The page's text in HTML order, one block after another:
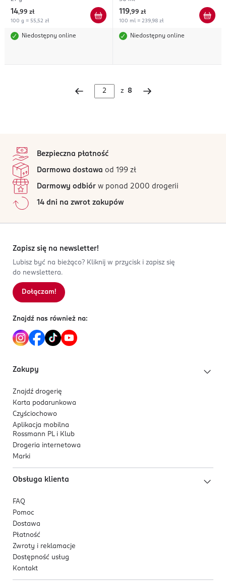
14,99 zł
100 g = 55,52 zł
Niedostępny online
119,99 zł
100 ml = 239,98 zł
Niedostępny online
z 8
Bezpieczna płatność
Darmowa dostawa od 199 zł
Darmowy odbiór w ponad 2000 drogerii
14 dni na zwrot zakupów
Zapisz się na newsletter!
Lubisz być na bieżąco? Kliknij w przycisk i zapisz się
do newslettera.
Dołączam!
Znajdź nas również na:
Zakupy
Znajdź drogerię
Karta podarunkowa
Czyściochowo
Aplikacja mobilna
Rossmann PL i Klub
Drogeria internetowa
Marki
Obsługa klienta
FAQ
Pomoc
Dostawa
Płatność
Zwroty i reklamacje
Dostępność usług
Kontakt